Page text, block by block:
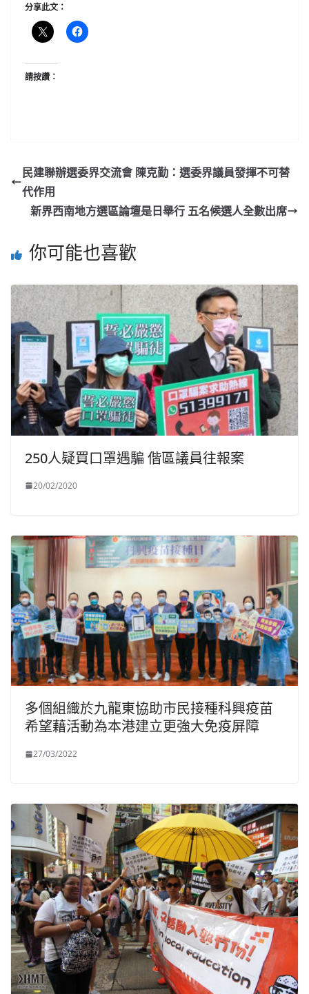
分享此文：
請按讚：
民建聯辦選委界交流會 陳克勤：選委界議員發揮不可替
代作用
新界西南地方選區論壇是日舉行 五名候選人全數出席
你可能也喜歡
250人疑買口罩遇騙 偕區議員往報案
20/02/2020
多個組織於九龍東協助市民接種科興疫苗
希望藉活動為本港建立更強大免疫屏障
27/03/2022